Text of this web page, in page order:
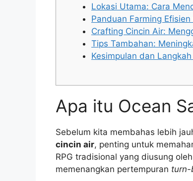
Lokasi Utama: Cara
Panduan Farming
Crafting Cincin Air:
Tips Tambahan:
Kesimpulan dan
Apa itu Ocean
Sebelum kita membahas lebih
cincin air, penting untuk
RPG tradisional yang diusung oleh
memenangkan pertempuran turn-